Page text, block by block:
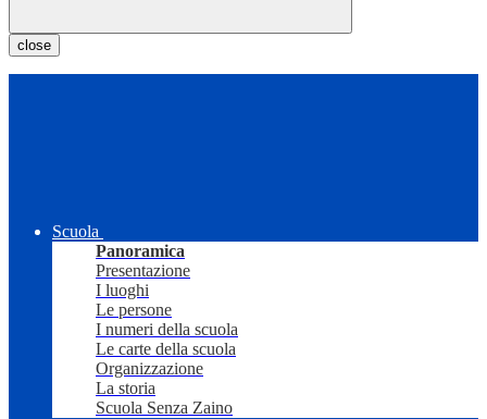
close
Scuola
Panoramica
Presentazione
I luoghi
Le persone
I numeri della scuola
Le carte della scuola
Organizzazione
La storia
Scuola Senza Zaino